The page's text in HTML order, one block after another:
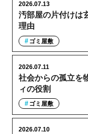
汚部屋の片付けは
理由
2026.07.13
ゴミ屋敷
社会からの孤立を
ィの役割
2026.07.11
ゴミ屋敷
2026.07.10